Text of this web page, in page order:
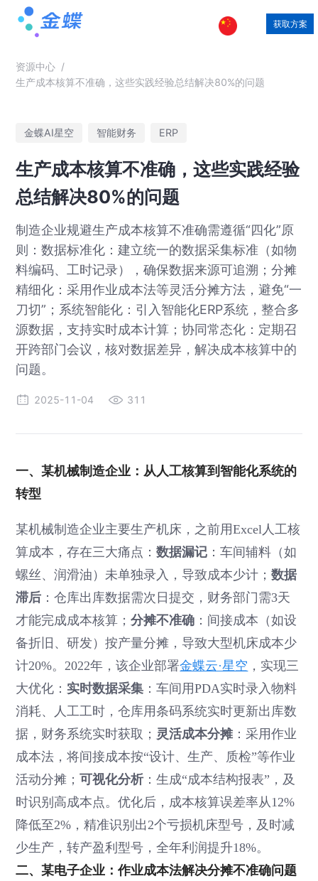
获取方案
资源中心 /
生产成本核算不准确，这些实践经验总结解决80%的问题
金蝶AI星空 智能财务 ERP
生产成本核算不准确，这些实践经验
总结解决80%的问题
制造企业规避生产成本核算不准确需遵循“四化”原
则：数据标准化：建立统一的数据采集标准（如物
料编码、工时记录），确保数据来源可追溯；分摊
精细化：采用作业成本法等灵活分摊方法，避免“一
刀切”；系统智能化：引入智能化ERP系统，整合多
源数据，支持实时成本计算；协同常态化：定期召
开跨部门会议，核对数据差异，解决成本核算中的
问题。
2025-11-04 311
一、某机械制造企业：从人工核算到智能化系统的
转型
某机械制造企业主要生产机床，之前用Excel人工核
算成本，存在三大痛点：数据漏记 ：车间辅料（如
螺丝、润滑油）未单独录入，导致成本少计；数据
滞后 ：仓库出库数据需次日提交，财务部门需3天
才能完成成本核算；分摊不准确 ：间接成本（如设
备折旧、研发）按产量分摊，导致大型机床成本少
计20%。2022年，该企业部署金蝶云·星空 ，实现三
大优化： 实时数据采集 ：车间用PDA实时录入物料
消耗、人工工时，仓库用条码系统实时更新出库数
据，财务系统实时获取； 灵活成本分摊 ：采用作业
成本法，将间接成本按“设计、生产、质检”等作业
活动分摊；可视化分析：生成“成本结构报表”，及
时识别高成本点。优化后，成本核算误差率从12%
降低至2%，精准识别出2个亏损机床型号，及时减
少生产，转产盈利型号，全年利润提升18%。
二、某电子企业：作业成本法解决分摊不准确问题